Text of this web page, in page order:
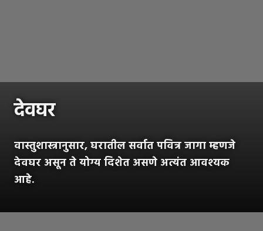
देवघर
वास्तुशास्त्रानुसार, घरातील सर्वात पवित्र जागा म्हणजे
देवघर असून ते योग्य दिशेत असणे अत्यंत आवश्यक
आहे.